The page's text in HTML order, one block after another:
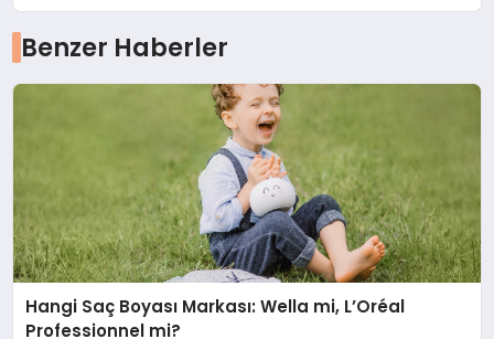
Benzer Haberler
Hangi Saç Boyası Markası: Wella mi, L’Oréal
Professionnel mi?